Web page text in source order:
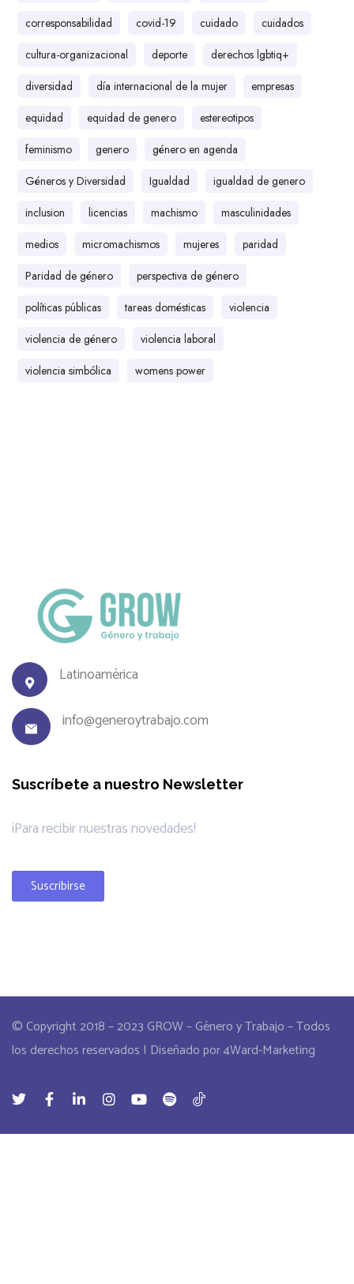
corresponsabilidad
covid-19 cuidado
cuidados
cultura-organizacional
deporte
derechos lgbtiq+
diversidad
día internacional de la mujer
empresas
equidad
equidad de genero
estereotipos
feminismo
genero
género en agenda
Géneros y Diversidad
Igualdad
igualdad de genero
inclusion
licencias machismo
masculinidades
medios
micromachismos mujeres
paridad
Paridad de género
perspectiva de género
políticas públicas
tareas domésticas
violencia
violencia de género
violencia laboral
violencia simbólica
womens power
Latinoamérica
info@generoytrabajo.com
Suscríbete a nuestro Newsletter
¡Para recibir nuestras novedades!
Suscribirse
© Copyright 2018 – 2023 GROW – Género y Trabajo – Todos
los derechos reservados | Diseñado por 4Ward-Marketing